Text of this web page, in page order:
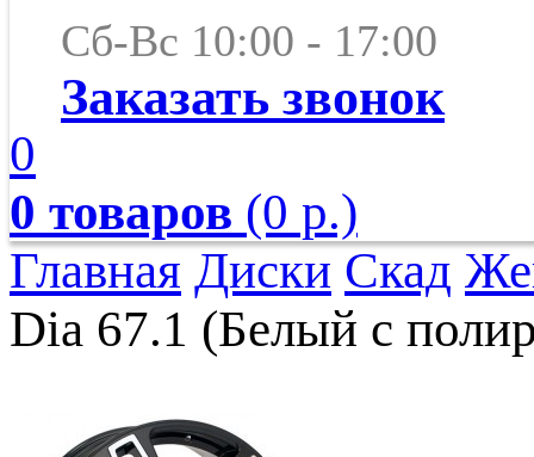
Сб-Вс 10:00 - 17:00
Заказать звонок
0
0 товаров (0 р.)
Главная Диски Скад
Dia 67.1 (Белый с